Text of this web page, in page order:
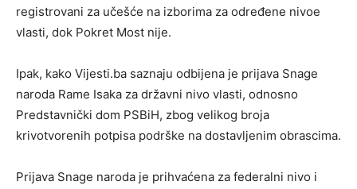
registrovani za učešće na izborima za određene nivoe
vlasti, dok Pokret Most nije.
Ipak, kako Vijesti.ba saznaju odbijena je prijava Snage
naroda Rame Isaka za državni nivo vlasti, odnosno
Predstavnički dom PSBiH, zbog velikog broja
krivotvorenih potpisa podrške na dostavljenim obrascima.
Prijava Snage naroda je prihvaćena za federalni nivo i